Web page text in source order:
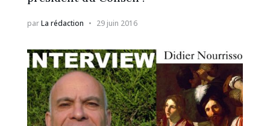
parLa rédaction 29 juin 2016